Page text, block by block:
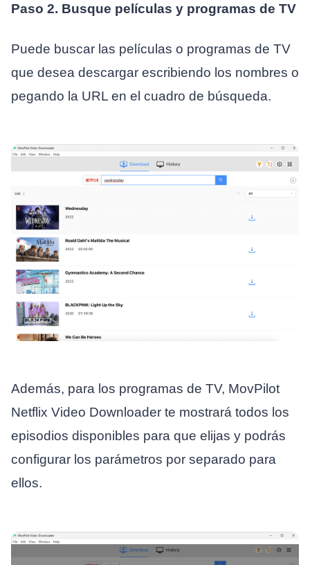
Paso 2. Busque películas y programas de TV
Puede buscar las películas o programas de TV
que desea descargar escribiendo los nombres o
pegando la URL en el cuadro de búsqueda.
Además, para los programas de TV, MovPilot
Netflix Video Downloader te mostrará todos los
episodios disponibles para que elijas y podrás
configurar los parámetros por separado para
ellos.